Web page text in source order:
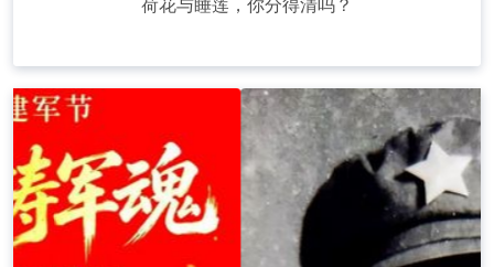
荷花与睡莲，你分得清吗？